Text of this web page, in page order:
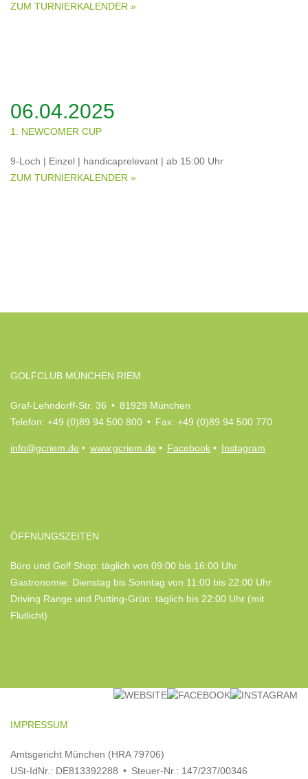
ZUM TURNIERKALENDER »
06.04.2025
1. NEWCOMER CUP
9-Loch | Einzel | handicaprelevant | ab 15:00 Uhr
ZUM TURNIERKALENDER »
GOLFCLUB MÜNCHEN RIEM
Graf-Lehndorff-Str. 36 • 81929 München
Telefon: +49 (0)89 94 500 800 • Fax: +49 (0)89 94 500 770
info@gcriem.de • www.gcriem.de • Facebook • Instagram
ÖFFNUNGSZEITEN
Büro und Golf Shop: täglich von 09:00 bis 16:00 Uhr
Gastronomie: Dienstag bis Sonntag von 11:00 bis 22:00 Uhr
Driving Range und Putting-Grün: täglich bis 22:00 Uhr (mit
Flutlicht)
IMPRESSUM
Amtsgericht München (HRA 79706)
USt-IdNr.: DE813392288 • Steuer-Nr.: 147/237/00346